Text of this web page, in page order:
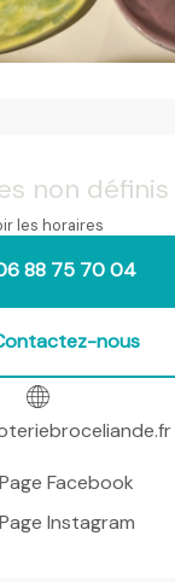
non définis
les horaires
88 75 70 04
nous
Page Facebook
Page Instagram